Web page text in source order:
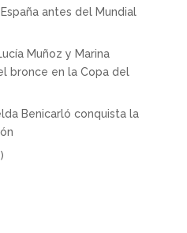
antes del Mundial
Muñoz y Marina
bronce en la Copa del
Benicarló conquista la